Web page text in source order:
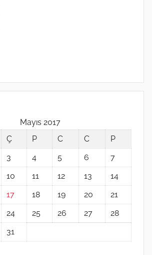
Mayıs 2017
Ç P C C
P
3 4 5 6
7
10 11 12 13
14
17 18 19 20
21
24 25 26 27
28
31